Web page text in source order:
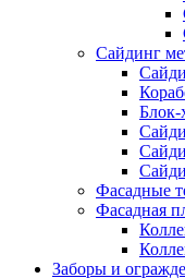
Сайдинг
Блок-
Фасадные
Фасадная
Заборы и